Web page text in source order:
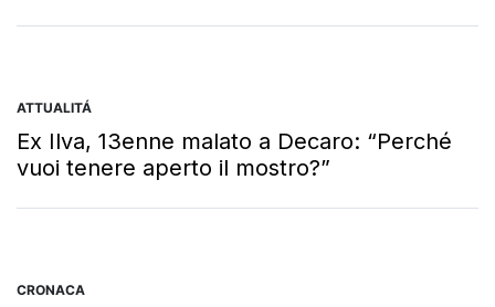
ATTUALITÁ
Ex Ilva, 13enne malato a Decaro: “Perché
vuoi tenere aperto il mostro?”
CRONACA